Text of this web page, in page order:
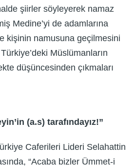
şiirler söyleyerek namaz
Medine’yi de adamlarına
kişinin namusuna geçilmesini
Müslümanların
düşüncesinden çıkmaları
(a.s) tarafındayız!”
Caferileri Lideri Selahattin
“Acaba bizler Ümmet-i